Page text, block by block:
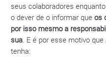
seus colaboradores
o dever de o informar queos
por isso mesmo a
sua. E é por esse motivo
tenha: